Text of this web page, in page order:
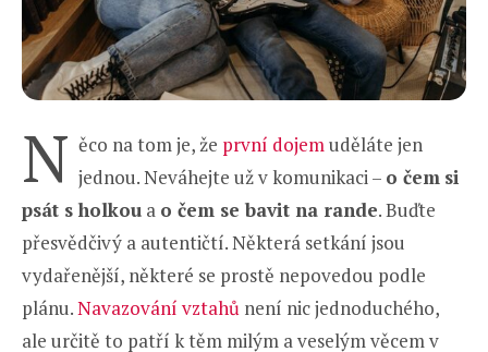
N ěco na tom je, že první dojemuděláte jen
jednou. Neváhejte už v komunikaci – o čem si
psát s holkou a o čem se bavit na rande. Buďte
přesvědčivý a autentičtí. Některá setkání jsou
vydařenější, některé se prostě nepovedou podle
plánu.Navazování vztahů není nic jednoduchého,
ale určitě to patří k těm milým a veselým věcem v